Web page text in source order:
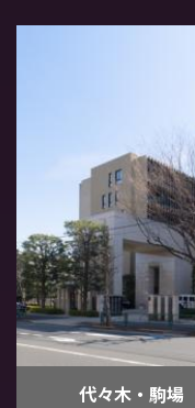
代々木・駒場